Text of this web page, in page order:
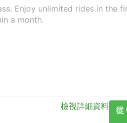
Enjoy unlimited rides in the
a month.
檢視詳細資料 從